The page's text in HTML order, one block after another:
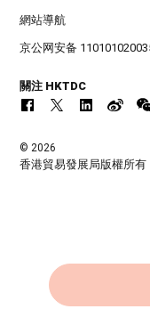
網站導航
京公网安备
關注 HKTDC
© 2026
香港貿易發展局版權所有